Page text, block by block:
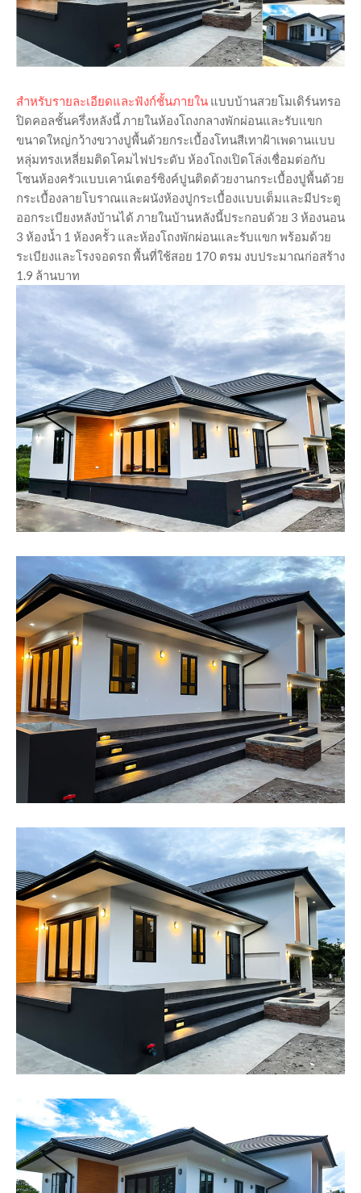
สำหรับรายละเอียดและฟังก์ชั้นภายใน แบบบ้านสวยโมเดิร์นทรอ
ปิดคอลชั้นครึ่งหลังนี้ ภายในห้องโถงกลางพักผ่อนและรับแขก
ขนาดใหญ่กว้างขวางปูพื้นด้วยกระเบื้องโทนสีเทาฝ้าเพดานแบบ
หลุ่มทรงเหลี่ยมติดโคมไฟประดับ ห้องโถงเปิดโล่งเชื่อมต่อกับ
โซนห้องครัวแบบเคาน์เตอร์ซิงค์ปูนติดด้วยงานกระเบื้องปูพื้นด้วย
กระเบื้องลายโบราณและผนังห้องปูกระเบื้องแบบเต็มและมีประตู
ออกระเบียงหลังบ้านได้ ภายในบ้านหลังนี้ประกอบด้วย 3 ห้องนอน
3 ห้องน้ำ 1 ห้องครััว และห้องโถงพักผ่อนและรับแขก พร้อมด้วย
ระเบียงและโรงจอดรถ พื้นที่ใช้สอย 170 ตรม งบประมาณก่อสร้าง
1.9 ล้านบาท